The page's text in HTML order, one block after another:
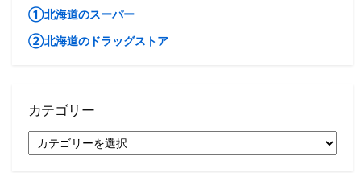
①北海道のスーパー
②北海道のドラッグストア
カテゴリー
テ